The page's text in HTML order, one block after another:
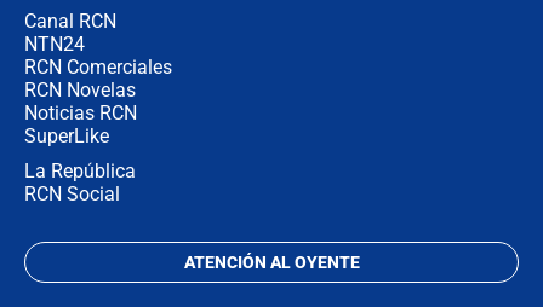
Canal RCN
NTN24
RCN Comerciales
RCN Novelas
Noticias RCN
SuperLike
La República
RCN Social
ATENCIÓN AL OYENTE